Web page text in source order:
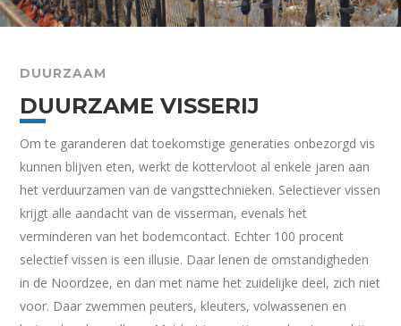
DUURZAAM
DUURZAME VISSERIJ
Om te garanderen dat toekomstige generaties onbezorgd vis
kunnen blijven eten, werkt de kottervloot al enkele jaren aan
het verduurzamen van de vangsttechnieken. Selectiever vissen
krijgt alle aandacht van de visserman, evenals het
verminderen van het bodemcontact. Echter 100 procent
selectief vissen is een illusie. Daar lenen de omstandigheden
in de Noordzee, en dan met name het zuidelijke deel, zich niet
voor. Daar zwemmen peuters, kleuters, volwassenen en